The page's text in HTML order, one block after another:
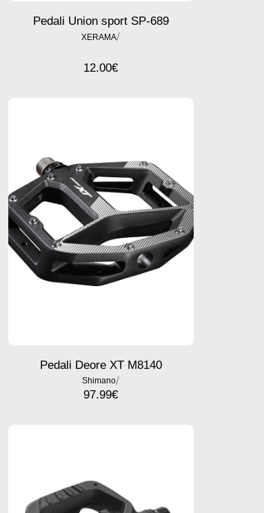
Pedali Union sport SP-689
XERAMA/
12.00€
Pedali Deore XT M8140
Shimano/
97.99€